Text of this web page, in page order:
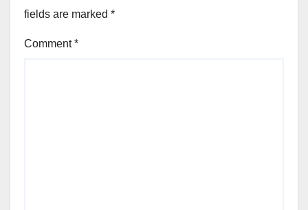
fields are marked *
Comment*